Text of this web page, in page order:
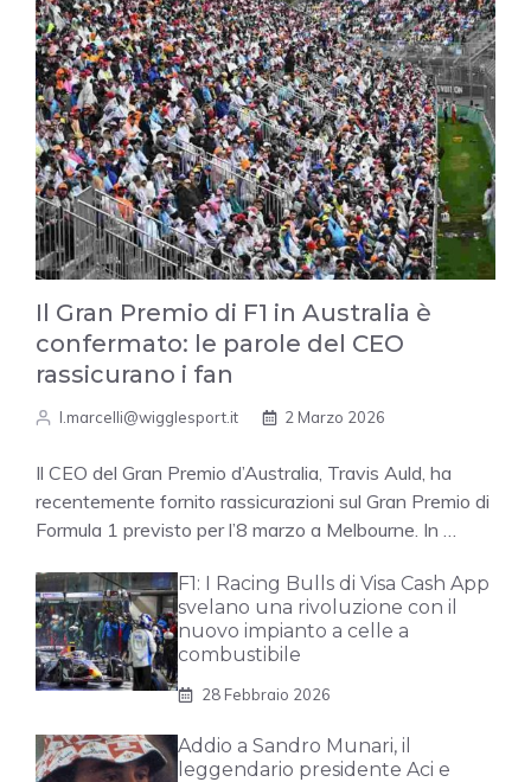
Il Gran Premio di F1 in Australia è
confermato: le parole del CEO
rassicurano i fan
l.marcelli@wigglesport.it 2 Marzo 2026
Il CEO del Gran Premio d’Australia, Travis Auld, ha
recentemente fornito rassicurazioni sul Gran Premio di
Formula 1 previsto per l’8 marzo a Melbourne. In …
F1: I Racing Bulls di Visa Cash App
svelano una rivoluzione con il
nuovo impianto a celle a
combustibile
28 Febbraio 2026
Addio a Sandro Munari, il
leggendario presidente Aci e